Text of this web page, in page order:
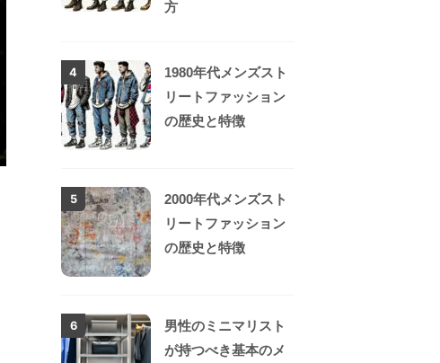
方
4
1980年代メンズスト
リートファッション
の歴史と特徴
5
2000年代メンズスト
リートファッション
の歴史と特徴
6
男性のミニマリスト
が持つべき基本のメ